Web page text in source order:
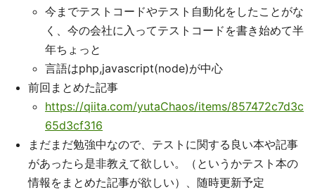
今までテストコードやテスト自動化をしたことがな
く、今の会社に入ってテストコードを書き始めて半
年ちょっと
言語はphp,javascript(node)が中心
前回まとめた記事
https://qiita.com/yutaChaos/items/857472c7d3c
65d3cf316
まだまだ勉強中なので、テストに関する良い本や記事
があったら是非教えて欲しい。（というかテスト本の
情報をまとめた記事が欲しい）、随時更新予定